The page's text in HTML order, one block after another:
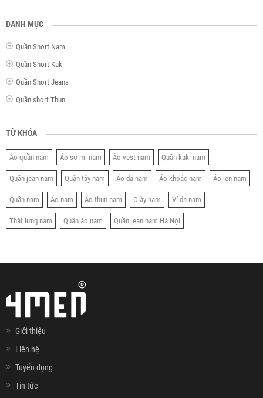
DANH MỤC
Quần Short Nam
Quần Short Kaki
Quần Short Jeans
Quần short Thun
TỪ KHÓA
Áo quần nam Áo sơ mi nam Áo vest nam Quần kaki nam
Quần jean nam Quần tây nam Áo da nam Áo khoác nam Áo len nam
Quần nam Áo nam Áo thun nam Giày nam Ví da nam
Thắt lưng nam Quần áo nam Quần jean nam Hà Nội
Giới thiệu
Liên hệ
Tuyển dụng
Tin tức